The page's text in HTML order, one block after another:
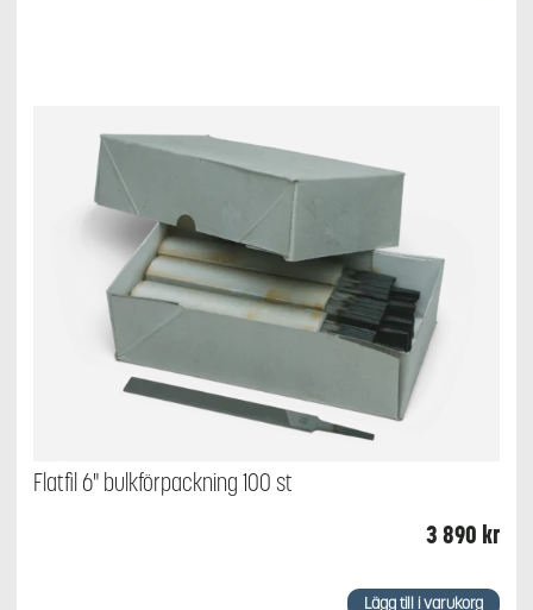
Flatfil 6" bulkförpackning 100 st
3 890 kr
Lägg till i varukorg